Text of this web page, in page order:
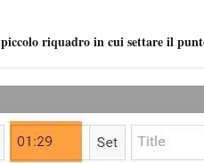
piccolo riquadro in cui settare il